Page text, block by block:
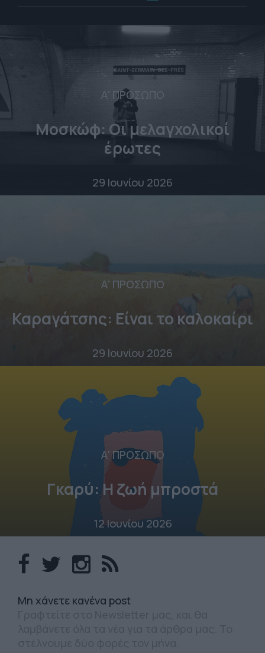
Α' ΠΡΟΣΩΠΟ
Μοσκώφ: Οι μελαγχολικοί
έρωτες
29 Ιουνίου 2026
Α' ΠΡΟΣΩΠΟ
Καραγάτσης: Είναι το καλοκαίρι
29 Ιουνίου 2026
Α' ΠΡΟΣΩΠΟ
Γκαρύ: Η ζωή μπροστά
12 Ιουνίου 2026
Mη χάνετε κανένα post